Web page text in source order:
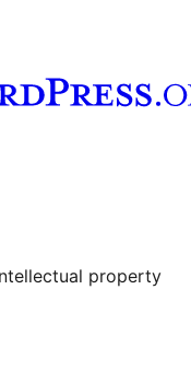
property